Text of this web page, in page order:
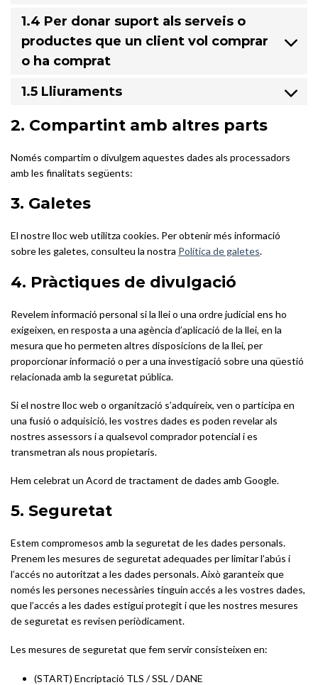
1.4 Per donar suport als serveis o
productes que un client vol comprar
o ha comprat
1.5 Lliuraments
2. Compartint amb altres parts
Només compartim o divulgem aquestes dades als processadors
amb les finalitats següents:
3. Galetes
El nostre lloc web utilitza cookies. Per obtenir més informació
sobre les galetes, consulteu la nostra Política de galetes.
4. Pràctiques de divulgació
Revelem informació personal si la llei o una ordre judicial ens ho
exigeixen, en resposta a una agència d’aplicació de la llei, en la
mesura que ho permeten altres disposicions de la llei, per
proporcionar informació o per a una investigació sobre una qüestió
relacionada amb la seguretat pública.
Si el nostre lloc web o organització s’adquireix, ven o participa en
una fusió o adquisició, les vostres dades es poden revelar als
nostres assessors i a qualsevol comprador potencial i es
transmetran als nous propietaris.
Hem celebrat un Acord de tractament de dades amb Google.
5. Seguretat
Estem compromesos amb la seguretat de les dades personals.
Prenem les mesures de seguretat adequades per limitar l’abús i
l’accés no autoritzat a les dades personals. Això garanteix que
només les persones necessàries tinguin accés a les vostres dades,
que l’accés a les dades estigui protegit i que les nostres mesures
de seguretat es revisen periòdicament.
Les mesures de seguretat que fem servir consisteixen en:
(START) Encriptació TLS / SSL / DANE